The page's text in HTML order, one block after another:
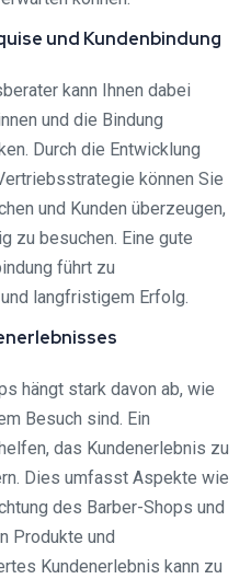
und Kundenbindung
kann Ihnen dabei
und die Bindung
Durch die Entwicklung
können Sie
und Kunden überzeugen,
zu besuchen. Eine gute
führt zu
langfristigem Erfolg.
hängt stark davon ab, wie
Besuch sind. Ein
das Kundenerlebnis zu
Dies umfasst Aspekte wie
des Barber-Shops und
Produkte und
Kundenerlebnis kann zu